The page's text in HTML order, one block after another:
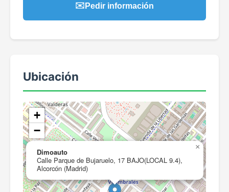
✉️ Pedir información
Ubicación
Dimoauto
Calle Parque de Bujaruelo, 17 BAJO(LOCAL 9.4),
Alcorcón (Madrid)
×
+
−